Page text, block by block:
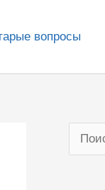
вопросы
о